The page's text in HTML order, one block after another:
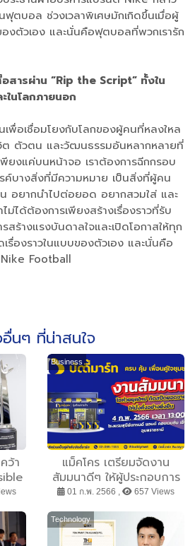
นฟุตบอล ช่วงเวลาพิเศษมักเกิดขึ้นเมื่อผู้
งตัวเอง และนั่นคือฟุตบอลที่พวกเรารัก
สารผ่าน “Rip the Script” ทั้งใน
ในโลกภายนอก
พื่อเชื่อมโยงกับโลกของผู้คนที่หลงใหล
ตัวตน และวัฒนธรรมอันหลากหลายที่
ยงแค่บนหน้าจอ เราต้องการฉีกกรอบ
ค์บางสิ่งที่มีความหมาย เป็นสิ่งที่ผู้คน
อยากนำไปต่อยอด อยากสวมใส่ และ
ม่ได้ต้องการเพียงสร้างเรื่องราวที่รับ
ร้างแรงบันดาลใจและเปิดโอกาสให้ทุก
รื่องราวในแบบของตัวเอง และนั่นคือ
Football
อื่นๆ ที่น่าสนใจ
ว้า
Business
แม็คโคร เตรียมจัดงาน
สัมมนาดีๆ ให้ผู้ประกอบการ
ร้านค้าปลีก หรือ “โชห่วย”
ใหม่ ติดสปีดยอดขาย ให้
มั่งคั่งอย่างยั่งยืน”
01 ก.พ. 2566 , 657 Views
Technology